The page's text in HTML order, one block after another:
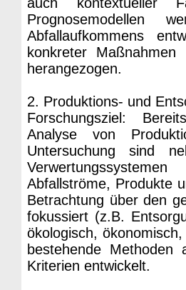
Prognosemodellen
Abfallaufkommens
konkreter
herangezogen.
2. Produktions- und
Forschungsziel:
Analyse von
Untersuchung sind
Abfallströme, Produkte
Betrachtung über den
fokussiert (z.B.
ökologisch,
bestehende
Kriterien entwickelt.